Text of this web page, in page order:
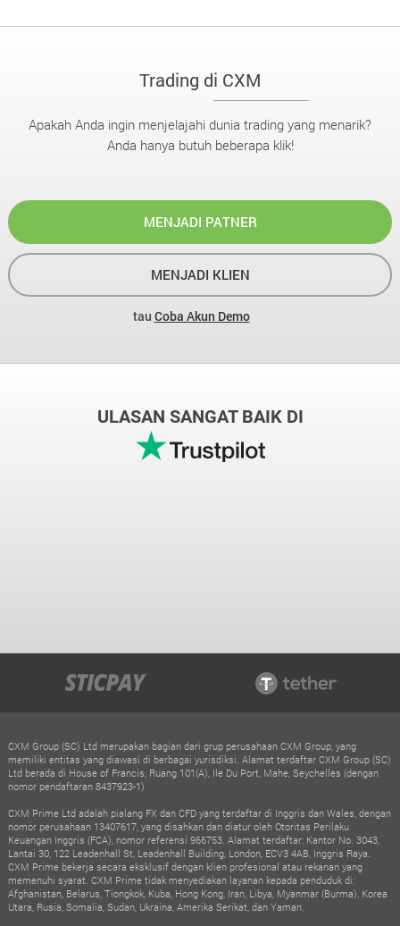
Trading di CXM
Apakah Anda ingin menjelajahi dunia trading yang menarik?
Anda hanya butuh beberapa klik!
MENJADI PATNER
MENJADI KLIEN
tau Coba Akun Demo
ULASAN SANGAT BAIK DI
CXM Group (SC) Ltd merupakan bagian dari grup perusahaan CXM Group, yang
memiliki entitas yang diawasi di berbagai yurisdiksi. Alamat terdaftar CXM Group (SC)
Ltd berada di House of Francis, Ruang 101(A), Ile Du Port, Mahe, Seychelles (dengan
nomor pendaftaran 8437923-1)
CXM Prime Ltd adalah pialang FX dan CFD yang terdaftar di Inggris dan Wales, dengan
nomor perusahaan 13407617, yang disahkan dan diatur oleh Otoritas Perilaku
Keuangan Inggris (FCA), nomor referensi 966753. Alamat terdaftar: Kantor No. 3043,
Lantai 30, 122 Leadenhall St, Leadenhall Building, London, ECV3 4AB, Inggris Raya.
CXM Prime bekerja secara eksklusif dengan klien profesional atau rekanan yang
memenuhi syarat. CXM Prime tidak menyediakan layanan kepada penduduk di:
Afghanistan, Belarus, Tiongkok, Kuba, Hong Kong, Iran, Libya, Myanmar (Burma), Korea
Utara, Rusia, Somalia, Sudan, Ukraina, Amerika Serikat, dan Yaman.